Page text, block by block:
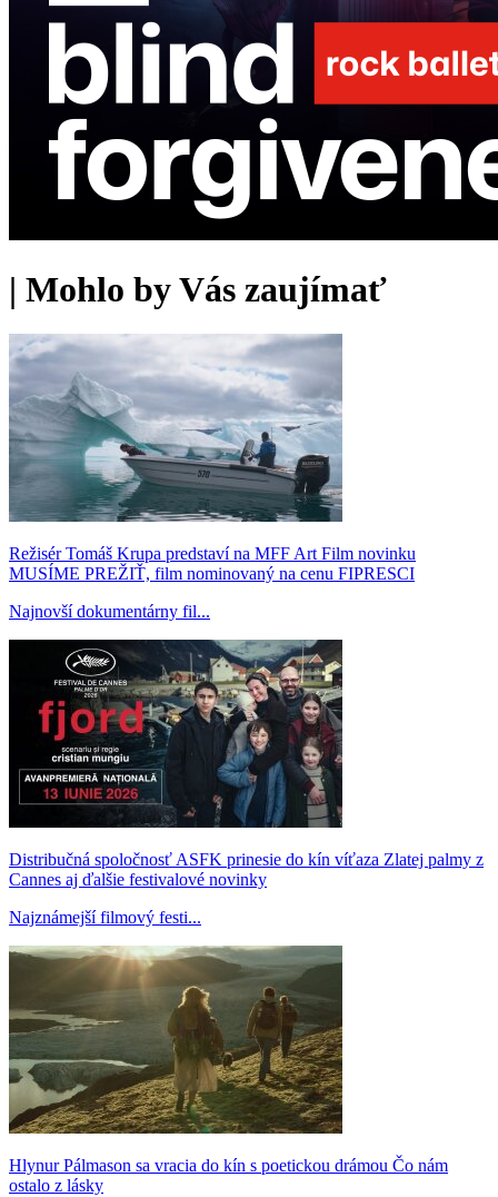
| Mohlo by Vás zaujímať
Režisér Tomáš Krupa predstaví na MFF Art Film novinku
MUSÍME PREŽIŤ, film nominovaný na cenu FIPRESCI
Najnovší dokumentárny fil...
Distribučná spoločnosť ASFK prinesie do kín víťaza Zlatej palmy z
Cannes aj ďalšie festivalové novinky
Najznámejší filmový festi...
Hlynur Pálmason sa vracia do kín s poetickou drámou Čo nám
ostalo z lásky